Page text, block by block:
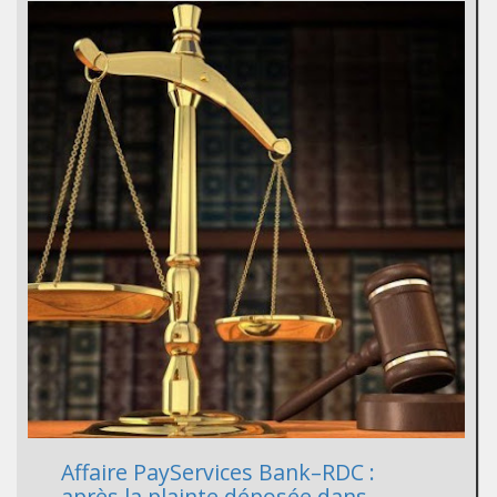
Affaire PayServices Bank–RDC :